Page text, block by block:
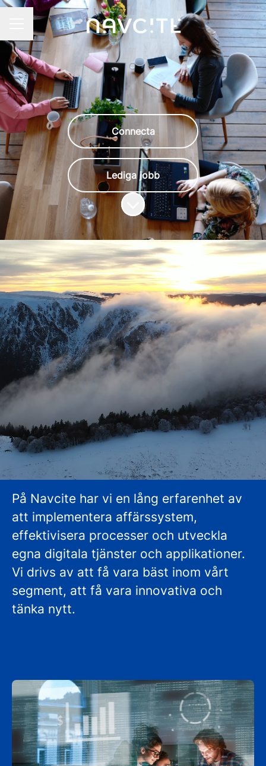
KARRIÄRMENY
Connecta
Lediga jobb
Skrolla för mer innehåll
Där idéer får ta plats
På Navcite har vi en lång erfarenhet av
att implementera affärssystem,
effektivisera processer och utveckla
egna digitala tjänster och applikationer.
Vi drivs av att få vara bäst inom vårt
segment, att få vara innovativa och
tänka nytt.